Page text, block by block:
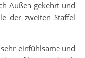
Außen gekehrt und
der zweiten Staffel
einfühlsame und